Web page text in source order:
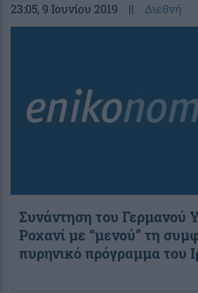
23:05, 9 Ιουνίου 2019 || Διεθνή
Συνάντηση του Γερμανού
Ροχανί με “μενού” τη
πυρηνικό πρόγραμμα του